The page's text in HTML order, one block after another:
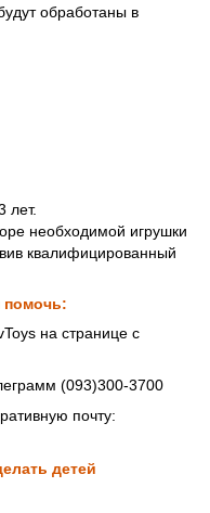
обработаны в
лет.
необходимой игрушки
квалифицированный
на странице с
(093)300-3700
почту:
детей